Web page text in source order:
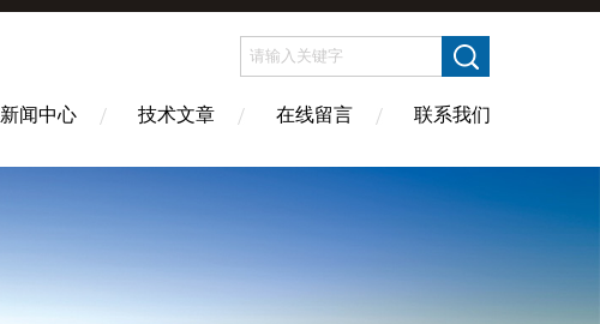
新闻中心 技术文章 在线留言 联系我们